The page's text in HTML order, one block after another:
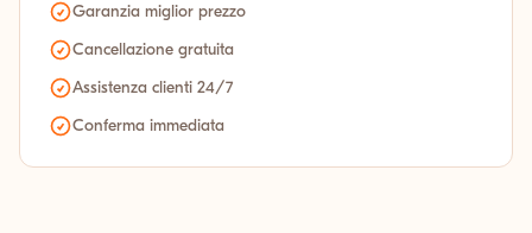
Garanzia miglior prezzo
Cancellazione gratuita
Assistenza clienti 24/7
Conferma immediata